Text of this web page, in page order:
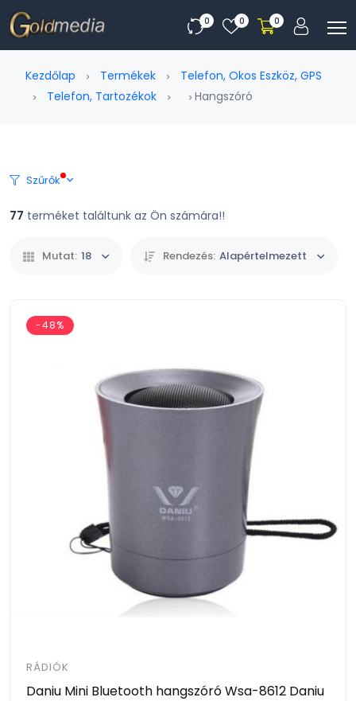
0 0 0
Kezdőlap Termékek
Telefon, Okos Eszköz, GPS
Telefon, Tartozékok
Hangszóró
Szűrők
77 terméket találtunk az Ön számára!!
Mutat: 18 Rendezés: Alapértelmezett
-48%
RÁDIÓK
Daniu Mini Bluetooth hangszóró Wsa-8612 Daniu